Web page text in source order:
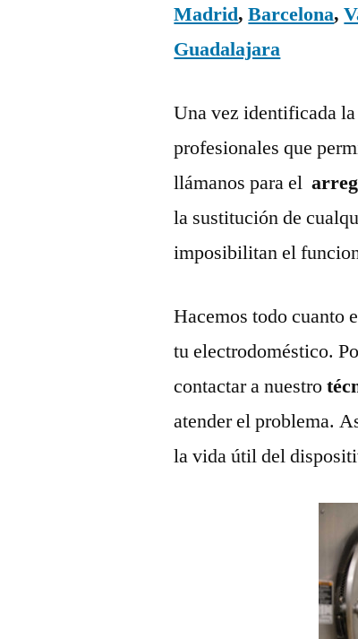
Madrid,Barcelona,
Guadalajara
Una vez identificada
profesionales que
llámanos para el
la sustitución de
imposibilitan el
Hacemos todo cuanto
tu electrodoméstico.
contactar a nuestro
atender el problema.
la vida útil del